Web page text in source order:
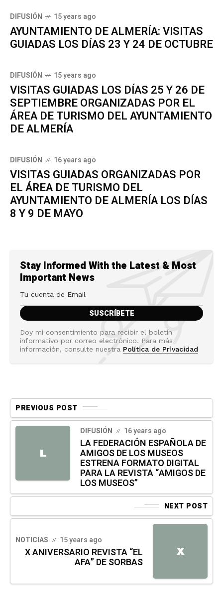
DIFUSIÓN 15 years ago
AYUNTAMIENTO DE ALMERÍA: VISITAS
GUIADAS LOS DÍAS 23 Y 24 DE OCTUBRE
DIFUSIÓN 15 years ago
VISITAS GUIADAS LOS DÍAS 25 Y 26 DE
SEPTIEMBRE ORGANIZADAS POR EL
ÁREA DE TURISMO DEL AYUNTAMIENTO
DE ALMERÍA
DIFUSIÓN 16 years ago
VISITAS GUIADAS ORGANIZADAS POR
EL ÁREA DE TURISMO DEL
AYUNTAMIENTO DE ALMERÍA LOS DÍAS
8 Y 9 DE MAYO
Stay Informed With the Latest & Most
Important News
Doy mi consentimiento para recibir el boletín
informativo por correo electrónico. Para más
información, consulte nuestra Política de Privacidad
PREVIOUS POST
L
DIFUSIÓN 16 years ago
LA FEDERACIÓN ESPAÑOLA DE
AMIGOS DE LOS MUSEOS
ESTRENA FORMATO DIGITAL
PARA LA REVISTA “AMIGOS DE
LOS MUSEOS”
NEXT POST
X
NOTICIAS 15 years ago
X ANIVERSARIO REVISTA “EL
AFA” DE SORBAS